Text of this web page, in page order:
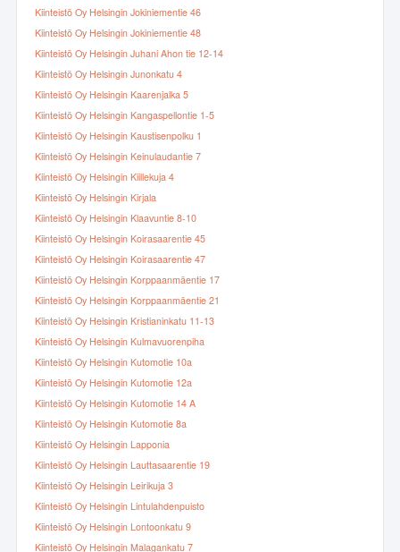
Kiinteistö Oy Helsingin Jokiniementie 46
Kiinteistö Oy Helsingin Jokiniementie 48
Kiinteistö Oy Helsingin Juhani Ahon tie 12-14
Kiinteistö Oy Helsingin Junonkatu 4
Kiinteistö Oy Helsingin Kaarenjalka 5
Kiinteistö Oy Helsingin Kangaspellontie 1-5
Kiinteistö Oy Helsingin Kaustisenpolku 1
Kiinteistö Oy Helsingin Keinulaudantie 7
Kiinteistö Oy Helsingin Kiillekuja 4
Kiinteistö Oy Helsingin Kirjala
Kiinteistö Oy Helsingin Klaavuntie 8-10
Kiinteistö Oy Helsingin Koirasaarentie 45
Kiinteistö Oy Helsingin Koirasaarentie 47
Kiinteistö Oy Helsingin Korppaanmäentie 17
Kiinteistö Oy Helsingin Korppaanmäentie 21
Kiinteistö Oy Helsingin Kristianinkatu 11-13
Kiinteistö Oy Helsingin Kulmavuorenpiha
Kiinteistö Oy Helsingin Kutomotie 10a
Kiinteistö Oy Helsingin Kutomotie 12a
Kiinteistö Oy Helsingin Kutomotie 14 A
Kiinteistö Oy Helsingin Kutomotie 8a
Kiinteistö Oy Helsingin Lapponia
Kiinteistö Oy Helsingin Lauttasaarentie 19
Kiinteistö Oy Helsingin Leirikuja 3
Kiinteistö Oy Helsingin Lintulahdenpuisto
Kiinteistö Oy Helsingin Lontoonkatu 9
Kiinteistö Oy Helsingin Malagankatu 7